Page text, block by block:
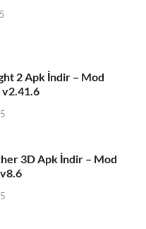
2 Apk İndir – Mod
v2.41.6
3D Apk İndir – Mod